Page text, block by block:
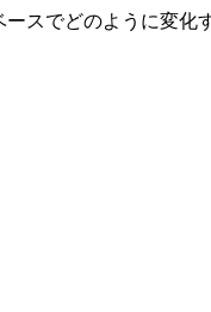
スでどのように変化